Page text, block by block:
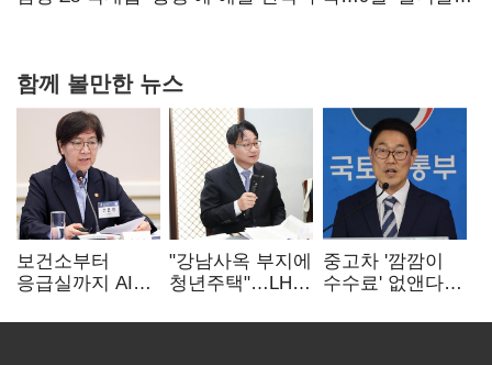
함께 볼만한 뉴스
보건소부터
응급실까지 AI
혁신 본격화
"강남사옥 부지에
청년주택"…LH도
중고차 '깜깜이
수수료' 없앤다…
생기면 환불